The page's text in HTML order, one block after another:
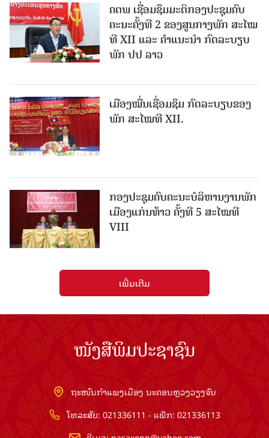
ຄຕພ ເຊື່ອມຊຶມມະຕິກອງປະຊຸມຄົບ
ຄະນະຄັ້ງທີ 2 ຂອງສູນກາງພັກ ສະໄໝ
ທີ XII ແລະ ຄໍາແນະນໍາ ກົດລະບຽບ
ພັກ ປປ ລາວ
ເມືອງ​ໝື່ນເຊື່ອມຊຶມ ກົດລະບຽບຂອງ
ພັກ ສະໄໝທີ XII.
ກອງປະຊຸມຄົບຄະນະບໍລິຫານງານພັກ
ເມືອງແກ່ນ​ທ້າວ ຄັ້ງທີ 5 ສະໄໝທີ
VIII
ເພີ່ມເຕີມ
ໜັງສືພິມປະຊາຊົນ
ຖະໜົນກຳແພງເມືອງ ນະຄອນຫຼວງວຽງຈັນ
ໂທລະສັບ: 021336111 - ແຟັກ: 021336113